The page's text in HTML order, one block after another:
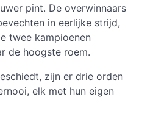
pint. De overwinnaars
in eerlijke strijd,
twee kampioenen
de hoogste roem.
zijn er drie orden
elk met hun eigen